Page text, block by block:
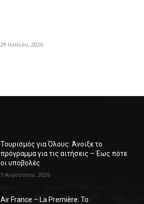
29 Ιουλίου, 2026
Τουρισμός για Όλους: Άνοιξε το
πρόγραμμα για τις αιτήσεις – Έως πότε
οι υποβολές
5 Αυγούστου, 2026
Air France – La Première: Το